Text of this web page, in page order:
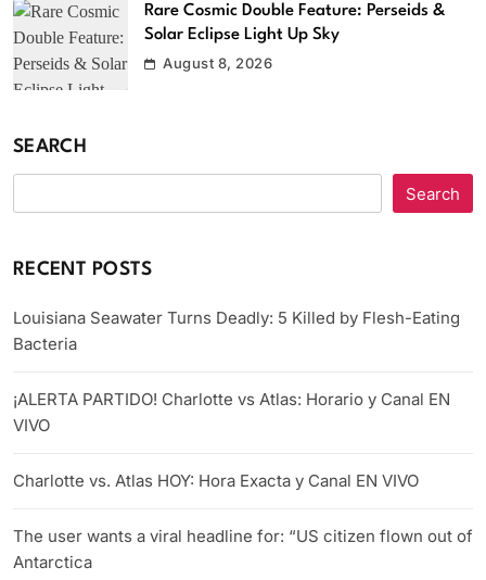
Rare Cosmic Double Feature: Perseids &
Solar Eclipse Light Up Sky
August 8, 2026
SEARCH
Search
RECENT POSTS
Louisiana Seawater Turns Deadly: 5 Killed by Flesh-Eating
Bacteria
¡ALERTA PARTIDO! Charlotte vs Atlas: Horario y Canal EN
VIVO
Charlotte vs. Atlas HOY: Hora Exacta y Canal EN VIVO
The user wants a viral headline for: “US citizen flown out of
Antarctica